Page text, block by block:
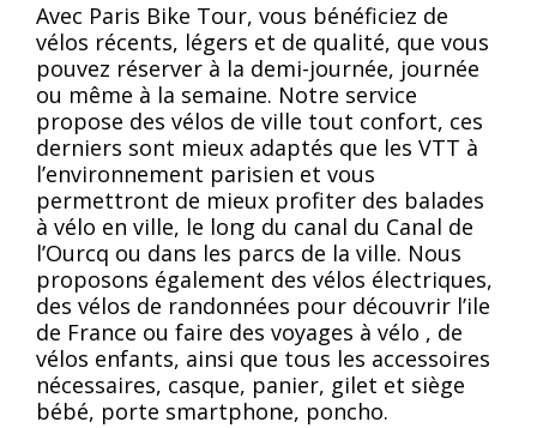
Avec Paris Bike Tour, vous bénéficiez de
vélos récents, légers et de qualité, que vous
pouvez réserver à la demi-journée, journée
ou même à la semaine. Notre service
propose des vélos de ville tout confort, ces
derniers sont mieux adaptés que les VTT à
l’environnement parisien et vous
permettront de mieux profiter des balades
à vélo en ville, le long du canal du Canal de
l’Ourcq ou dans les parcs de la ville. Nous
proposons également des vélos électriques,
des vélos de randonnées pour découvrir l’ile
de France ou faire des voyages à vélo , de
vélos enfants, ainsi que tous les accessoires
nécessaires, casque, panier, gilet et siège
bébé, porte smartphone, poncho.